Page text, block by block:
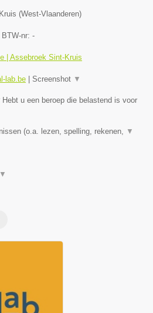
(West-Vlaanderen)
BTW-nr: -
| Assebroek Sint-Kruis
lab.be Screenshot ▼
u een beroep die belastend is voor
(o.a. lezen, spelling, rekenen, ▼
▼